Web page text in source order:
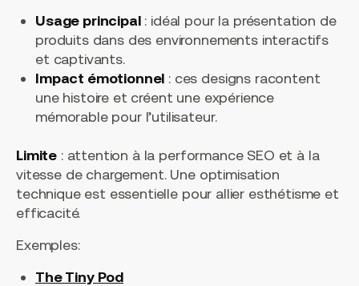
Usage principal: idéal pour la présentation de
produits dans des environnements interactifs
et captivants.
Impact émotionnel : ces designs racontent
une histoire et créent une expérience
mémorable pour l’utilisateur.
Limite : attention à la performance SEO et à la
vitesse de chargement. Une optimisation
technique est essentielle pour allier esthétisme et
efficacité.
Exemples:
The Tiny Pod